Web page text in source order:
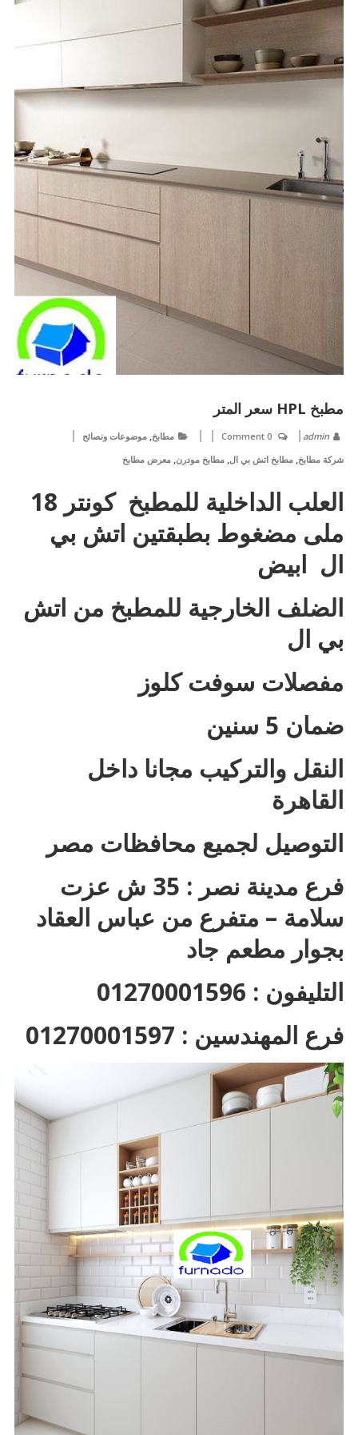
مطبخ HPL سعر المتر
admin
0 Comment مطابخ موضوعات ونصائح
شركة مطابخ مطابخ اتش بي ال مطابخ مودرن معرض مطابخ
العلب الداخلية للمطبخ كونتر 18
ملى مضغوط بطبقتين اتش بي
ال ابيض
الضلف الخارجية للمطبخ من اتش
بي ال
مفصلات سوفت كلوز
ضمان 5 سنين
النقل والتركيب مجانا داخل
القاهرة
التوصيل لجميع محافظات مصر
فرع مدينة نصر : 35 ش عزت
سلامة – متفرع من عباس العقاد
بجوار مطعم جاد
التليفون : 01270001596
فرع المهندسين : 01270001597